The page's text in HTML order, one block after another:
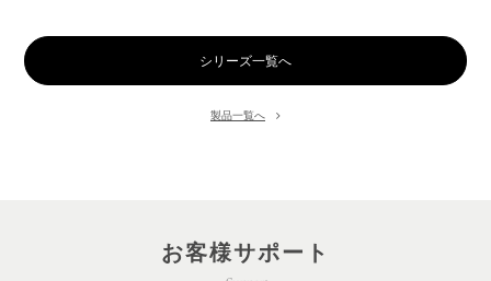
シリーズ一覧へ
製品一覧へ
お客様サポート